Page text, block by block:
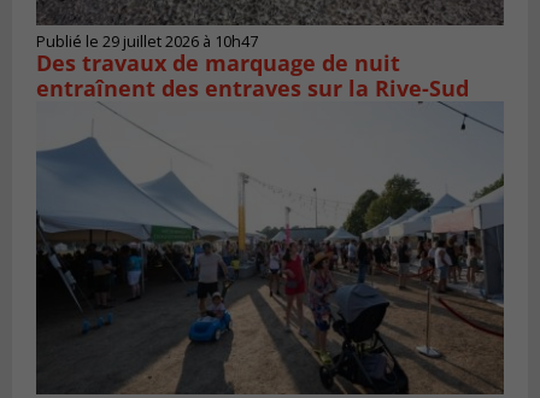
Publié le 29 juillet 2026 à 10h47
Des travaux de marquage de nuit
entraînent des entraves sur la Rive-Sud